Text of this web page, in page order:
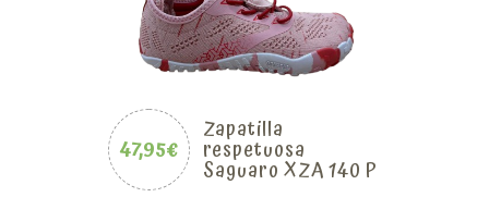
47,95€
Zapatilla
respetuosa
Saguaro XZA 140 P